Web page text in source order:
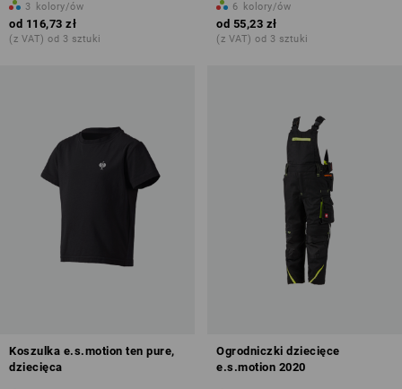
3 kolory/ów
od 116,73 zł
(z VAT) od 3 sztuki
6 kolory/ów
od 55,23 zł
(z VAT) od 3 sztuki
Koszulka e.s.motion ten pure,
dziecięca
Ogrodniczki dziecięce
e.s.motion 2020